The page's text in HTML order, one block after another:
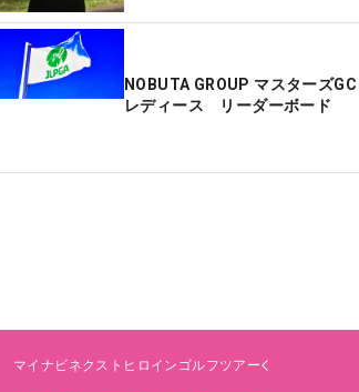
NOBUTA GROUP マスターズGC
レディース リーダーボード
マイナビネクストヒロインゴルフツアー